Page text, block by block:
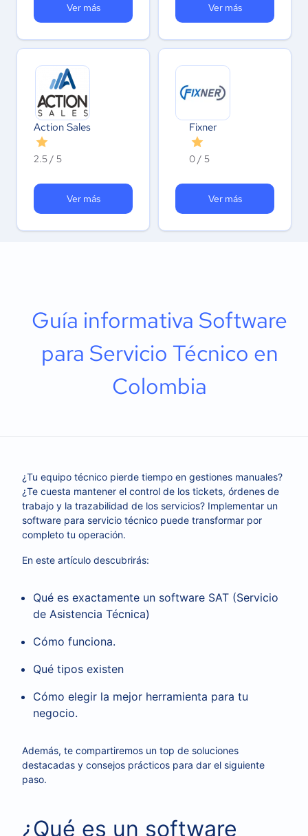
Ver más Ver más
Action Sales
2.5 / 5
Ver más
Fixner
0 / 5
Ver más
Guía informativa Software
para Servicio Técnico en
Colombia
¿Tu equipo técnico pierde tiempo en gestiones manuales?
¿Te cuesta mantener el control de los tickets, órdenes de
trabajo y la trazabilidad de los servicios? Implementar un
software para servicio técnico puede transformar por
completo tu operación.
En este artículo descubrirás:
Qué es exactamente un software SAT (Servicio
de Asistencia Técnica)
Cómo funciona.
Qué tipos existen
Cómo elegir la mejor herramienta para tu
negocio.
Además, te compartiremos un top de soluciones
destacadas y consejos prácticos para dar el siguiente
paso.
¿Qué es un software